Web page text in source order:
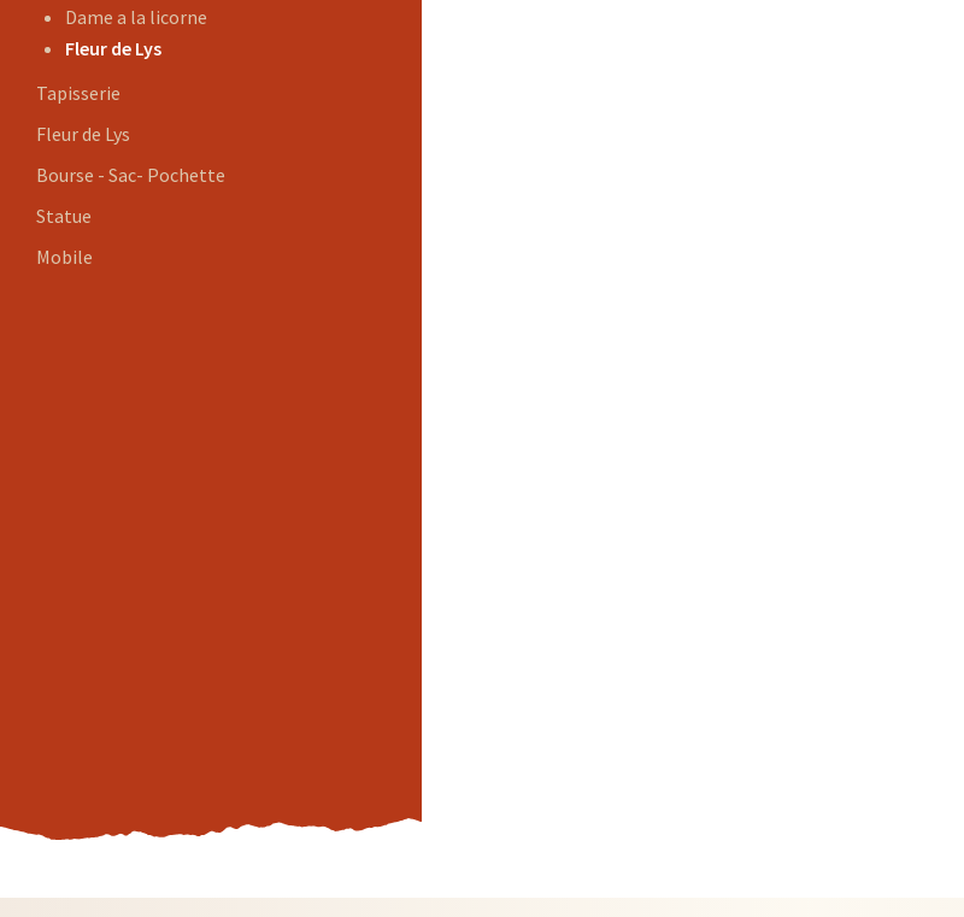
Dame a la licorne
Fleur de Lys
Tapisserie
Fleur de Lys
Bourse - Sac- Pochette
Statue
Mobile